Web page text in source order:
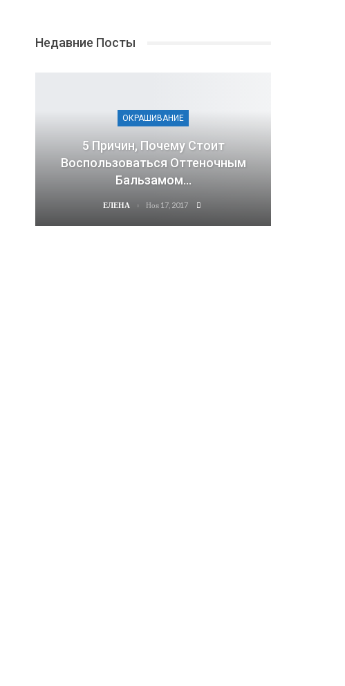
Недавние Посты
ОКРАШИВАНИЕ
5 Причин, Почему Стоит
Воспользоваться Оттеночным
Бальзамом…
ЕЛЕНА Ноя 17, 2017